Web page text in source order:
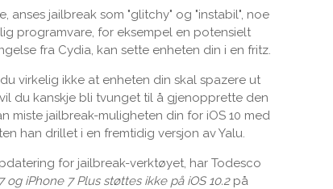
anses jailbreak som "glitchy" og "instabil", noe
programvare, for eksempel en potensielt
fra Cydia, kan sette enheten din i en fritz.
virkelig ikke at enheten din skal spazere ut
du kanskje bli tvunget til å gjenopprette den
miste jailbreak-muligheten din for iOS 10 med
han drillet i en fremtidig versjon av Yalu.
for jailbreak-verktøyet, har Todesco
og iPhone 7 Plus støttes ikke på iOS 10.2på